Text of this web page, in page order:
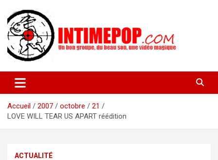
contenu
intimepop.com
actuelles pop rock, post-rock, indé sur Lyon. rock pop concert
lyon
Accueil
2007 octobre
21
LOVE WILL TEAR US APART réédition
ACTUALITÉ